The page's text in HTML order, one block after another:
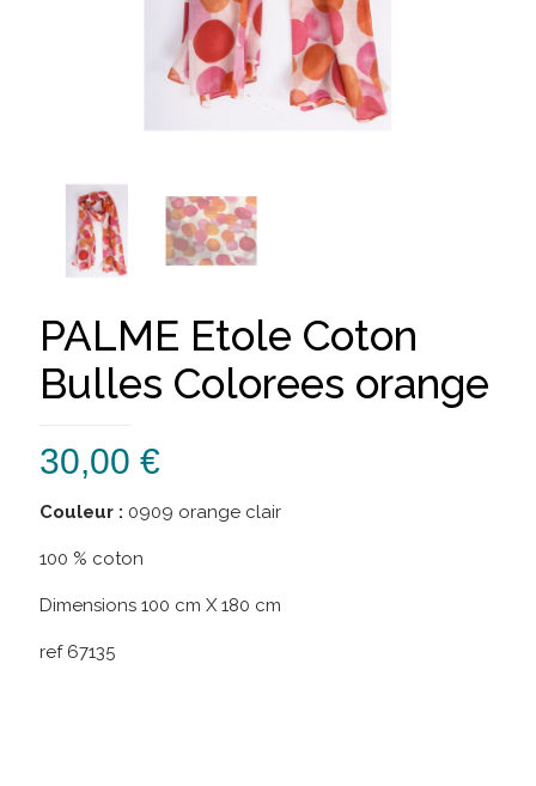
PALME Etole Coton
Bulles Colorees orange
30,00 €
Couleur : 0909 orange clair
100 % coton
Dimensions 100 cm X 180 cm
ref 67135